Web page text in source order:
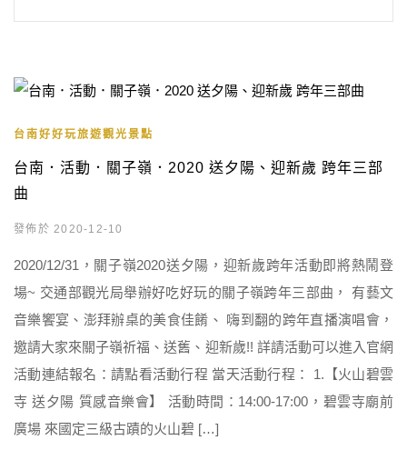
台南好好玩旅遊觀光景點
台南．活動．關子嶺．2020 送夕陽、迎新歲 跨年三部
曲
發佈於 2020-12-10
2020/12/31，關子嶺2020送夕陽，迎新歲跨年活動即將熱鬧登
場~ 交通部觀光局舉辦好吃好玩的關子嶺跨年三部曲， 有藝文
音樂饗宴、澎拜辦桌的美食佳餚、 嗨到翻的跨年直播演唱會，
邀請大家來關子嶺祈福、送舊、迎新歲!! 詳請活動可以進入官網
活動連結報名：請點看活動行程 當天活動行程： 1.【火山碧雲
寺 送夕陽 質感音樂會】 活動時間：14:00-17:00，碧雲寺廟前
廣場 來國定三級古蹟的火山碧 […]